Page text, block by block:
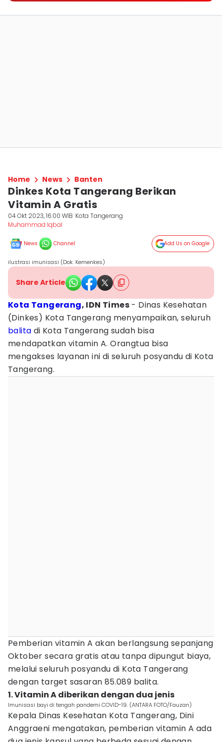
Home News Banten
Dinkes Kota Tangerang Berikan
Vitamin A Gratis
04 Okt 2023, 16:00 WIB Kota Tangerang
Muhammad Iqbal
News Channel Add Us on Google
ilustrasi imunisasi (Dok. Kemenkes)
Share Article
Kota Tangerang, IDN Times - Dinas Kesehatan
(Dinkes) Kota Tangerang menyampaikan, seluruh
balita di Kota Tangerang sudah bisa
mendapatkan vitamin A. Orangtua bisa
mengakses layanan ini di seluruh posyandu di Kota
Tangerang.
Pemberian vitamin A akan berlangsung sepanjang
Oktober secara gratis atau tanpa dipungut biaya,
melalui seluruh posyandu di Kota Tangerang
dengan target sasaran 85.089 balita.
1. Vitamin A diberikan dengan dua jenis
Imunisasi bayi di tengah pandemi COVID-19. (ANTARA FOTO/Fauzan)
Kepala Dinas Kesehatan Kota Tangerang, Dini
Anggraeni mengatakan, pemberian vitamin A ada